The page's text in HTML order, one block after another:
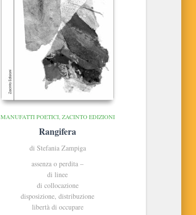
MANUFATTI POETICI ZACINTO EDIZIONI
Rangifera
di Stefania Zampiga
assenza o perdita –
di linee
di collocazione
disposizione, distribuzione
libertà di occupare